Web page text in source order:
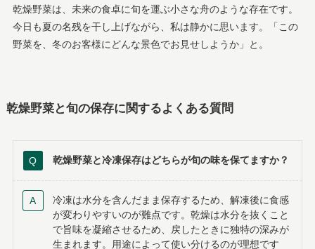
乾燥野菜は、未来の食卓に旬を運ぶ小さな舟のような存在です。
今日も夏の名残を干し上げながら、私は静かに思います。「この
野菜を、冬のお客様にどんな景色でお見せしようか」と。
乾燥野菜と旬の保存に関するよくある質問
乾燥野菜と冷凍保存はどちらが旬の味を保てますか？
冷凍は水分を含んだまま保存するため、解凍後に食感
が変わりやすいのが難点です。乾燥は水分を抜くこと
で旨味を凝縮させるため、戻したときに独特の深みが
生まれます。用途によって使い分けるのが理想です